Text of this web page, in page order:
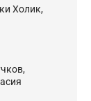
Холик,
,